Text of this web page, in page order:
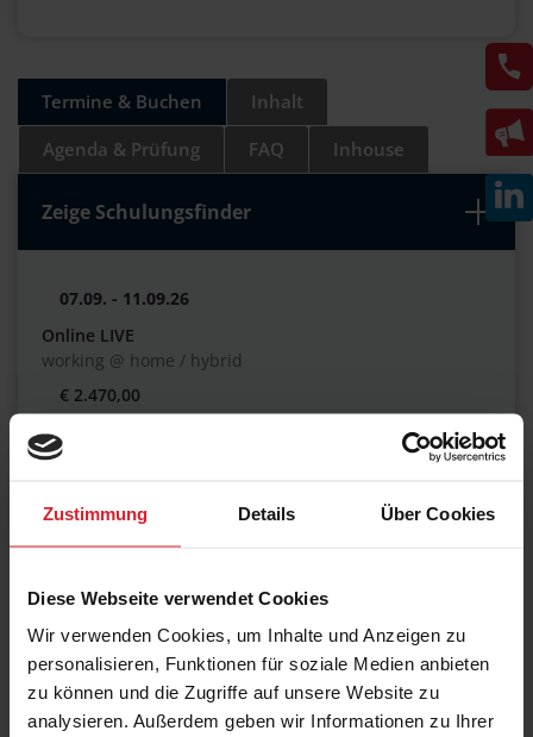
Zustimmung Details Über Cookies
Diese Webseite verwendet Cookies
Wir verwenden Cookies, um Inhalte und Anzeigen zu
personalisieren, Funktionen für soziale Medien anbieten
zu können und die Zugriffe auf unsere Website zu
analysieren. Außerdem geben wir Informationen zu Ihrer
Termine & Buchen
Inhalt
Agenda & Prüfung
FAQ Inhouse
Zeige Schulungsfinder
07.09. - 11.09.26
Online LIVE
working @ home / hybrid
€ 2.470,00
07.09. - 11.09.26
Frankfurt am Main
€ 2.470,00
12.10. - 16.10.26